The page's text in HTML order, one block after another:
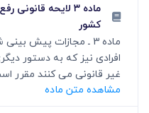
ماده ۳ لایحه
کشور
افرادی نیز که به دستور
غیر قانونی می کنند مقرر
مشاهده متن ماده